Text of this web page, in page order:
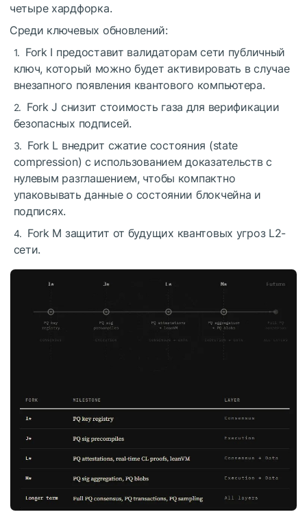
четыре хардфорка.
Среди ключевых обновлений:
Fork I предоставит валидаторам сети публичный
ключ, который можно будет активировать в случае
внезапного появления квантового компьютера.
Fork J снизит стоимость газа для верификации
безопасных подписей.
Fork L внедрит сжатие состояния (state
compression) с использованием доказательств с
нулевым разглашением, чтобы компактно
упаковывать данные о состоянии блокчейна и
подписях.
Fork M защитит от будущих квантовых угроз L2-
сети.